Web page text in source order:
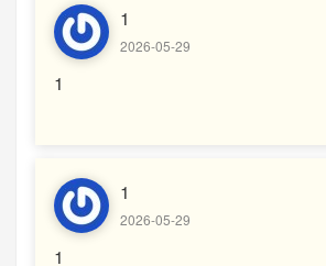
1
2026-05-29
1
1
2026-05-29
1